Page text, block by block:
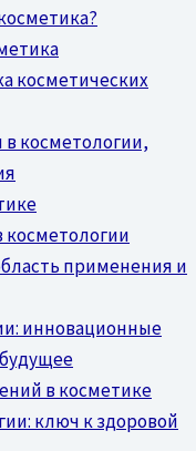
косметических
косметологии,
косметологии
применения и
инновационные
в косметике
ключ к здоровой